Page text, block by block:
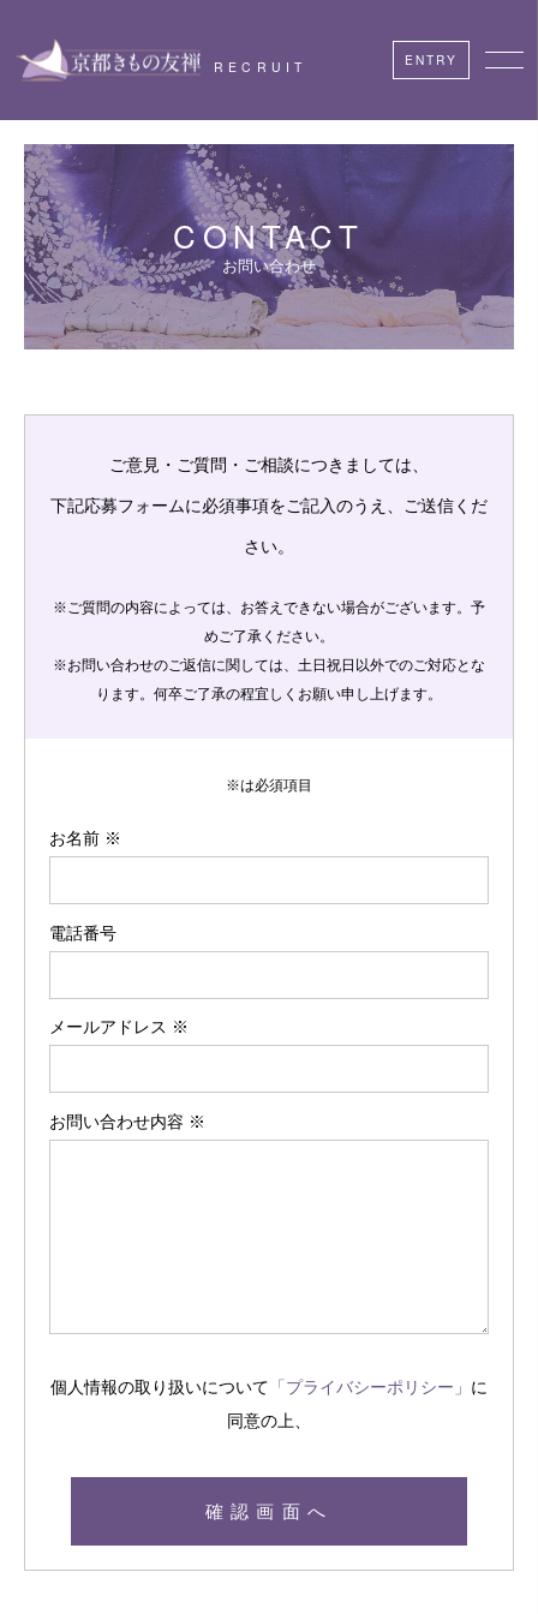
RECRUIT ENTRY
CONTACT
お問い合わせ
ご意見・ご質問・ご相談につきましては、
下記応募フォームに必須事項をご記入のうえ、ご送信くだ
さい。
※ご質問の内容によっては、お答えできない場合がございます。予
めご了承ください。
※お問い合わせのご返信に関しては、土日祝日以外でのご対応とな
ります。何卒ご了承の程宜しくお願い申し上げます。
※は必須項目
お名前 ※
電話番号
メールアドレス ※
お問い合わせ内容 ※
個人情報の取り扱いについて 「プライバシーポリシー」 に
同意の上、